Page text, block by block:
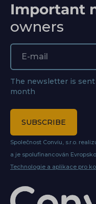
Important
owners
The newsletter is
month
SUBSCRIBE
Společnost Conviu, s.r.o.
a je spolufinancován
Technologie a aplikace pro